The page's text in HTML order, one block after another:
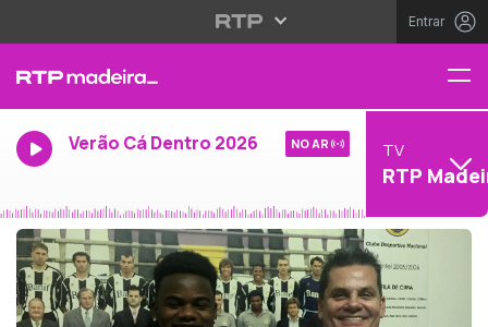
Entrar
Verão Cá Dentro 2026 NO AR TV
RTP